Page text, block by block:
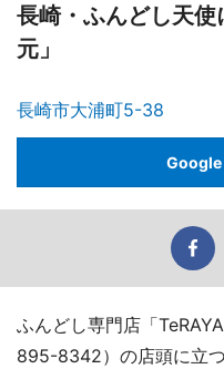
長崎・ふんどし天
元」
長崎市大浦町5-38
Google
ふんどし専門店「
895-8342）の店頭に立